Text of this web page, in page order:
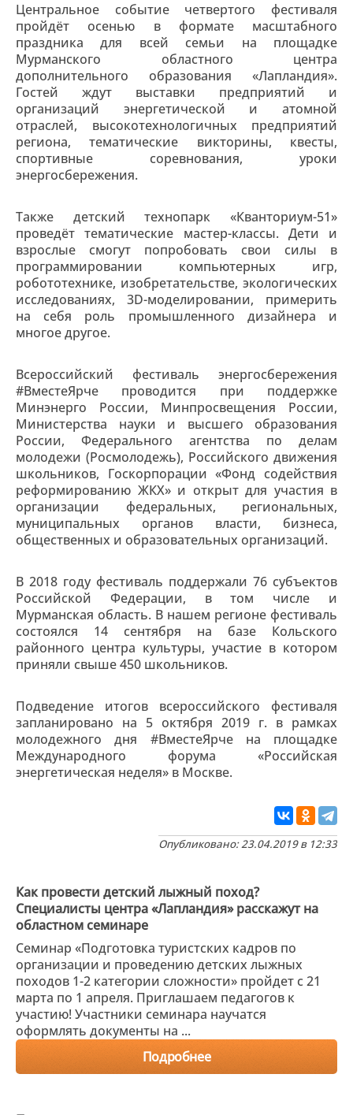
Центральное событие четвертого фестиваля
пройдёт осенью в формате масштабного
праздника для всей семьи на площадке
Мурманского областного центра
дополнительного образования «Лапландия».
Гостей ждут выставки предприятий и
организаций энергетической и атомной
отраслей, высокотехнологичных предприятий
региона, тематические викторины, квесты,
спортивные соревнования, уроки
энергосбережения.
Также детский технопарк «Кванториум-51»
проведёт тематические мастер-классы. Дети и
взрослые смогут попробовать свои силы в
программировании компьютерных игр,
робототехнике, изобретательстве, экологических
исследованиях, 3D-моделировании, примерить
на себя роль промышленного дизайнера и
многое другое.
Всероссийский фестиваль энергосбережения
#ВместеЯрче проводится при поддержке
Минэнерго России, Минпросвещения России,
Министерства науки и высшего образования
России, Федерального агентства по делам
молодежи (Росмолодежь), Российского движения
школьников, Госкорпорации «Фонд содействия
реформированию ЖКХ» и открыт для участия в
организации федеральных, региональных,
муниципальных органов власти, бизнеса,
общественных и образовательных организаций.
В 2018 году фестиваль поддержали 76 субъектов
Российской Федерации, в том числе и
Мурманская область. В нашем регионе фестиваль
состоялся 14 сентября на базе Кольского
районного центра культуры, участие в котором
приняли свыше 450 школьников.
Подведение итогов всероссийского фестиваля
запланировано на 5 октября 2019 г. в рамках
молодежного дня #ВместеЯрче на площадке
Международного форума «Российская
энергетическая неделя» в Москве.
Опубликовано: 23.04.2019 в 12:33
Как провести детский лыжный поход?
Специалисты центра «Лапландия» расскажут на
областном семинаре
Семинар «Подготовка туристских кадров по
организации и проведению детских лыжных
походов 1-2 категории сложности» пройдет с 21
марта по 1 апреля. Приглашаем педагогов к
участию! Участники семинара научатся
оформлять документы на ...
Подробнее